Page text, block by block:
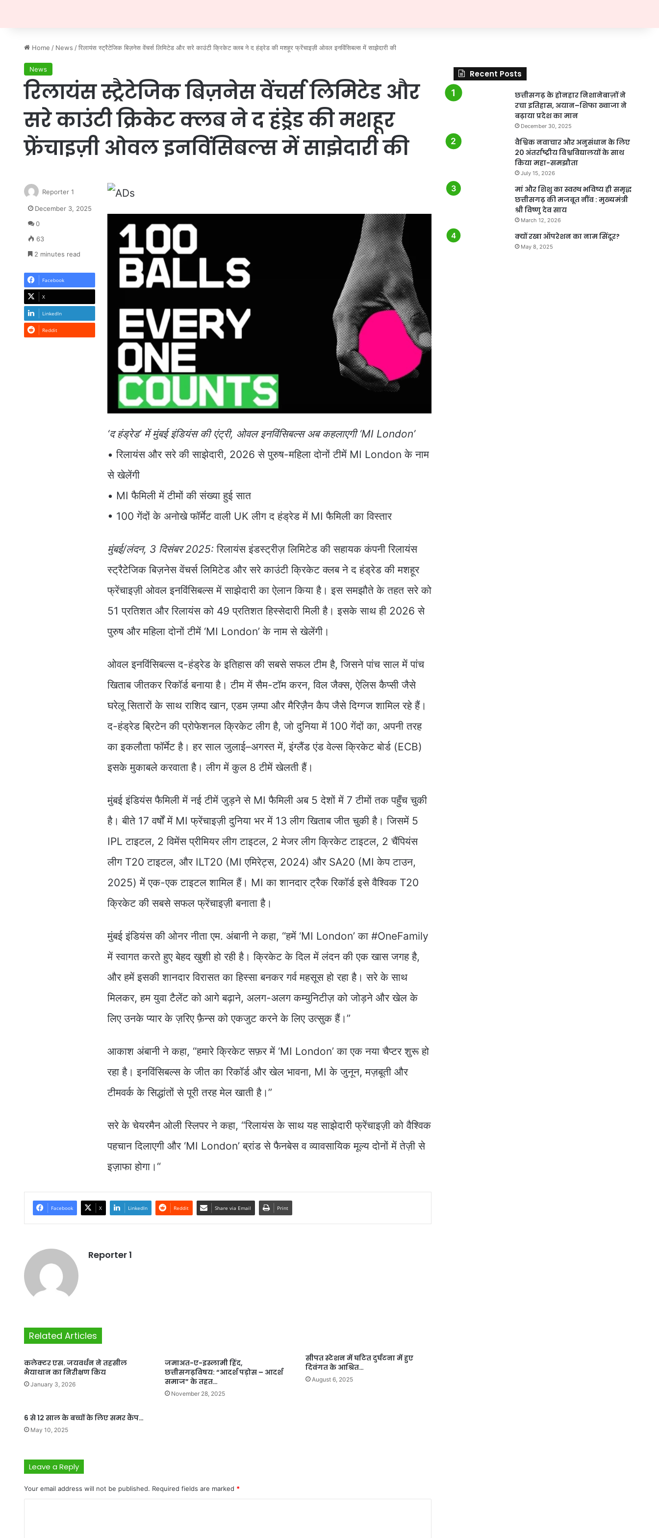
Home / News / रिलायंस स्ट्रैटेजिक बिज़नेस वेंचर्स लिमिटेड और सरे काउंटी क्रिकेट क्लब ने द हंड्रेड की मशहूर फ्रेंचाइज़ी ओवल इनविंसिबल्स में साझेदारी की
News
रिलायंस स्ट्रैटेजिक बिज़नेस वेंचर्स लिमिटेड और
सरे काउंटी क्रिकेट क्लब ने द हंड्रेड की मशहूर
फ्रेंचाइज़ी ओवल इनविंसिबल्स में साझेदारी की
‘द हंड्रेड’ में मुंबई इंडियंस की एंट्री, ओवल इनविंसिबल्स अब कहलाएगी ‘MI London’
• रिलायंस और सरे की साझेदारी, 2026 से पुरुष-महिला दोनों टीमें MI London के नाम
से खेलेंगी
• MI फैमिली में टीमों की संख्या हुई सात
• 100 गेंदों के अनोखे फॉर्मेट वाली UK लीग द हंड्रेड में MI फैमिली का विस्तार
मुंबई/लंदन, 3 दिसंबर 2025: रिलायंस इंडस्ट्रीज़ लिमिटेड की सहायक कंपनी रिलायंस
स्ट्रैटेजिक बिज़नेस वेंचर्स लिमिटेड और सरे काउंटी क्रिकेट क्लब ने द हंड्रेड की मशहूर
फ्रेंचाइज़ी ओवल इनविंसिबल्स में साझेदारी का ऐलान किया है। इस समझौते के तहत सरे को
51 प्रतिशत और रिलायंस को 49 प्रतिशत हिस्सेदारी मिली है। इसके साथ ही 2026 से
पुरुष और महिला दोनों टीमें ‘MI London’ के नाम से खेलेंगी।
ओवल इनविंसिबल्स द-हंड्रेड के इतिहास की सबसे सफल टीम है, जिसने पांच साल में पांच
खिताब जीतकर रिकॉर्ड बनाया है। टीम में सैम-टॉम करन, विल जैक्स, ऐलिस कैप्सी जैसे
घरेलू सितारों के साथ राशिद खान, एडम ज़म्पा और मैरिज़ैन कैप जैसे दिग्गज शामिल रहे हैं।
द-हंड्रेड ब्रिटेन की प्रोफेशनल क्रिकेट लीग है, जो दुनिया में 100 गेंदों का, अपनी तरह
का इकलौता फॉर्मेट है। हर साल जुलाई–अगस्त में, इंग्लैंड एंड वेल्स क्रिकेट बोर्ड (ECB)
इसके मुकाबले करवाता है। लीग में कुल 8 टीमें खेलती हैं।
मुंबई इंडियंस फैमिली में नई टीमें जुड़ने से MI फैमिली अब 5 देशों में 7 टीमों तक पहुँच चुकी
है। बीते 17 वर्षों में MI फ्रेंचाइज़ी दुनिया भर में 13 लीग खिताब जीत चुकी है। जिसमें 5
IPL टाइटल, 2 विमेंस प्रीमियर लीग टाइटल, 2 मेजर लीग क्रिकेट टाइटल, 2 चैंपियंस
लीग T20 टाइटल, और ILT20 (MI एमिरेट्स, 2024) और SA20 (MI केप टाउन,
2025) में एक-एक टाइटल शामिल हैं। MI का शानदार ट्रैक रिकॉर्ड इसे वैश्विक T20
क्रिकेट की सबसे सफल फ्रेंचाइज़ी बनाता है।
मुंबई इंडियंस की ओनर नीता एम. अंबानी ने कहा, “हमें ‘MI London’ का #OneFamily
में स्वागत करते हुए बेहद खुशी हो रही है। क्रिकेट के दिल में लंदन की एक खास जगह है,
और हमें इसकी शानदार विरासत का हिस्सा बनकर गर्व महसूस हो रहा है। सरे के साथ
मिलकर, हम युवा टैलेंट को आगे बढ़ाने, अलग-अलग कम्युनिटीज़ को जोड़ने और खेल के
लिए उनके प्यार के ज़रिए फ़ैन्स को एकजुट करने के लिए उत्सुक हैं।”
आकाश अंबानी ने कहा, “हमारे क्रिकेट सफ़र में ‘MI London’ का एक नया चैप्टर शुरू हो
रहा है। इनविंसिबल्स के जीत का रिकॉर्ड और खेल भावना, MI के जुनून, मज़बूती और
टीमवर्क के सिद्धांतों से पूरी तरह मेल खाती है।”
सरे के चेयरमैन ओली स्लिपर ने कहा, “रिलायंस के साथ यह साझेदारी फ्रेंचाइज़ी को वैश्विक
पहचान दिलाएगी और ‘MI London’ ब्रांड से फैनबेस व व्यावसायिक मूल्य दोनों में तेज़ी से
इज़ाफा होगा।“
Reporter 1
December 3, 2025
0
63
2 minutes read
Facebook
X
LinkedIn
Reddit
Facebook X LinkedIn Reddit Share via Email Print
Reporter 1
Related Articles
कलेक्टर एस. जयवर्धन ने तहसील
भैयाथान का निरीक्षण किय
January 3, 2026
जमाअत-ए-इस्लामी हिंद,
छत्तीसगढ़विषय: “आदर्श पड़ोस – आदर्श
समाज” के तहत…
November 28, 2025
सीपत स्टेशन में घटित दुर्घटना में हुए
दिवंगत के आश्रित…
August 6, 2025
6 से 12 साल के बच्चों के लिए समर कैंप…
May 10, 2025
Leave a Reply
Your email address will not be published. Required fields are marked *
Recent Posts
छत्तीसगढ़ के होनहार निशानेबाज़ों ने
रचा इतिहास, अयान–शिफा ख्वाजा ने
बढ़ाया प्रदेश का मान
December 30, 2025
वैश्विक नवाचार और अनुसंधान के लिए
20 अंतर्राष्ट्रीय विश्वविद्यालयों के साथ
किया महा-समझौता
July 15, 2026
मां और शिशु का स्वस्थ भविष्य ही समृद्ध
छत्तीसगढ़ की मजबूत नींव : मुख्यमंत्री
श्री विष्णु देव साय
March 12, 2026
क्यों रखा ऑपरेशन का नाम सिंदूर?
May 8, 2025